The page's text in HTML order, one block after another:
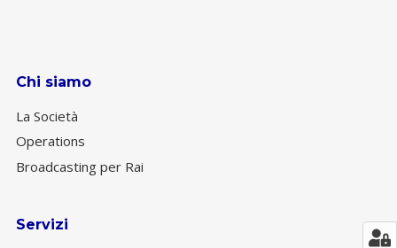
Chi siamo
La Società
Operations
Broadcasting per Rai
Servizi